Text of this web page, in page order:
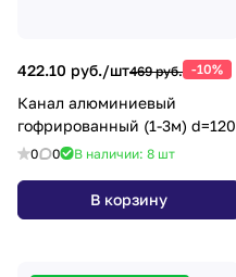
422.10 руб./шт469 руб. -10%
Канал алюминиевый
гофрированный (1-3м) d=120
0 0 В наличии: 8 шт
В корзину